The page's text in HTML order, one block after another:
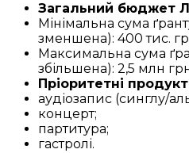
Загальний бюджет
Мінімальна сума
зменшена): 400 тис.
Максимальна сума
збільшена): 2,5 млн
Пріоритетні
аудіозапис (синглу/
концерт;
партитура;
гастролі.